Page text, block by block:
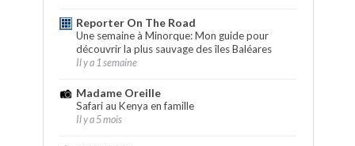
Reporter On The Road
Une semaine à Minorque: Mon guide pour
découvrir la plus sauvage des îles Baléares
Il y a 1 semaine
Madame Oreille
Safari au Kenya en famille
Il y a 5 mois